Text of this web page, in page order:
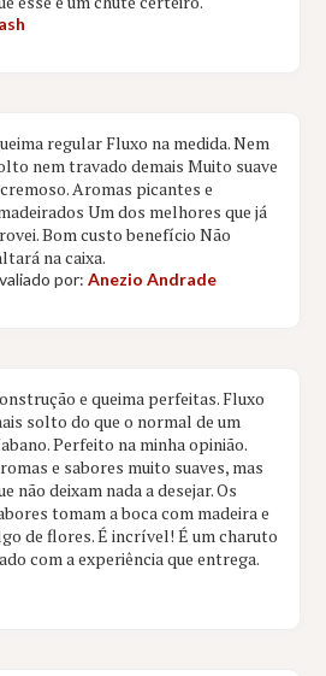
regular Fluxo na medida. Nem
nem travado demais Muito suave
Aromas picantes e
Um dos melhores que já
Bom custo benefício Não
na caixa.
por:Anezio Andrade
e queima perfeitas. Fluxo
solto do que o normal de um
Perfeito na minha opinião.
e sabores muito suaves, mas
não deixam nada a desejar. Os
tomam a boca com madeira e
de flores. É incrível! É um charuto
com a experiência que entrega.